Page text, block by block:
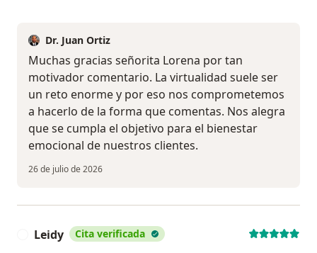
Dr. Juan Ortiz
Muchas gracias señorita Lorena por tan
motivador comentario. La virtualidad suele ser
un reto enorme y por eso nos comprometemos
a hacerlo de la forma que comentas. Nos alegra
que se cumpla el objetivo para el bienestar
emocional de nuestros clientes.
26 de julio de 2026
Leidy Cita verificada